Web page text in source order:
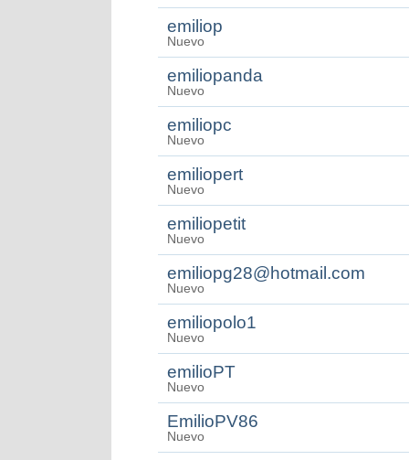
emiliop
Nuevo
emiliopanda
Nuevo
emiliopc
Nuevo
emiliopert
Nuevo
emiliopetit
Nuevo
emiliopg28@hotmail.com
Nuevo
emiliopolo1
Nuevo
emilioPT
Nuevo
EmilioPV86
Nuevo